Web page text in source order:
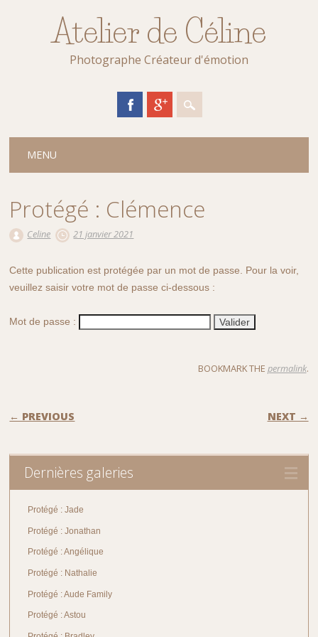
Atelier de Céline
Photographe Créateur d'émotion
Main menu
MENU
Protégé : Clémence
Celine 21 janvier 2021
Cette publication est protégée par un mot de passe. Pour la voir,
veuillez saisir votre mot de passe ci-dessous :
Mot de passe :
BOOKMARK THE permalink.
POST NAVIGATION
← PREVIOUS NEXT →
Dernières galeries
Protégé : Jade
Protégé : Jonathan
Protégé : Angélique
Protégé : Nathalie
Protégé : Aude Family
Protégé : Astou